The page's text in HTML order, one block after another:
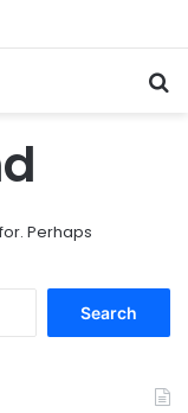
Perhaps